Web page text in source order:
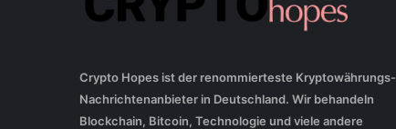
Crypto Hopes ist der renommierteste Kryptowährungs-
Nachrichtenanbieter in Deutschland. Wir behandeln
Blockchain, Bitcoin, Technologie und viele andere